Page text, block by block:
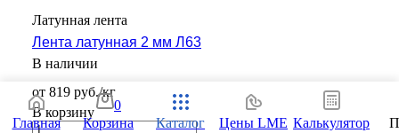
Латунная лента
Лента латунная 2 мм Л63
В наличии
от 819 руб./кг
В корзину
Главная
0
Корзина
Каталог Цены LME Калькулятор